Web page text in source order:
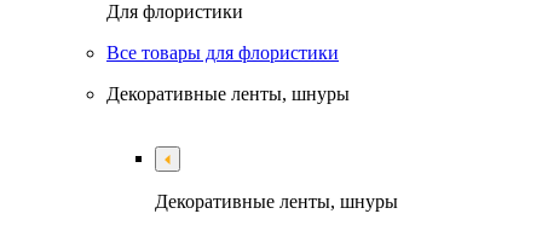
Для флористики
Все товары для флористики
Декоративные ленты, шнуры
Декоративные ленты, шнуры